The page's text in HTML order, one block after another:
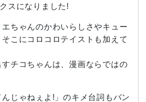
スになりました!
ちゃんのかわいらしさやキュー
そこにコロコロテイストも加えて
チコちゃんは、漫画ならではの
んじゃねぇよ!」のキメ台詞もバン